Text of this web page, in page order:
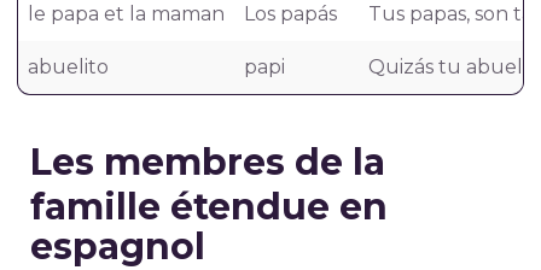
le papa et la maman Los papás Tus papas, son
abuelito papi Quizás tu
Les membres de la
famille étendue en
espagnol